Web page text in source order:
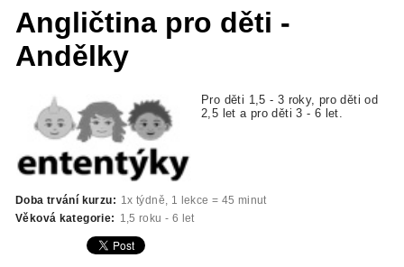
Angličtina pro děti -
Andělky
Pro děti 1,5 - 3 roky, pro děti od
2,5 let a pro děti 3 - 6 let.
Doba trvání kurzu: 1x týdně, 1 lekce = 45 minut
Věková kategorie:
1,5 roku - 6 let